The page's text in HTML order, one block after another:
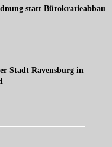
statt Bürokratieabbau
Stadt Ravensburg in